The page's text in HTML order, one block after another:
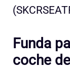
Funda
coche